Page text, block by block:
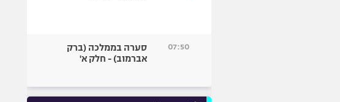
07:50
סערה בממלכה (ברק
אברמוב) - חלק א'